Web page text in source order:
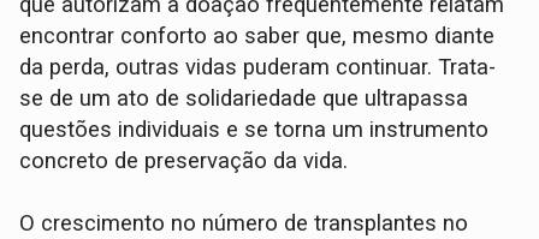
encontrar conforto ao saber que, mesmo diante
da perda, outras vidas puderam continuar. Trata-
se de um ato de solidariedade que ultrapassa
questões individuais e se torna um instrumento
concreto de preservação da vida.
O crescimento no número de transplantes no